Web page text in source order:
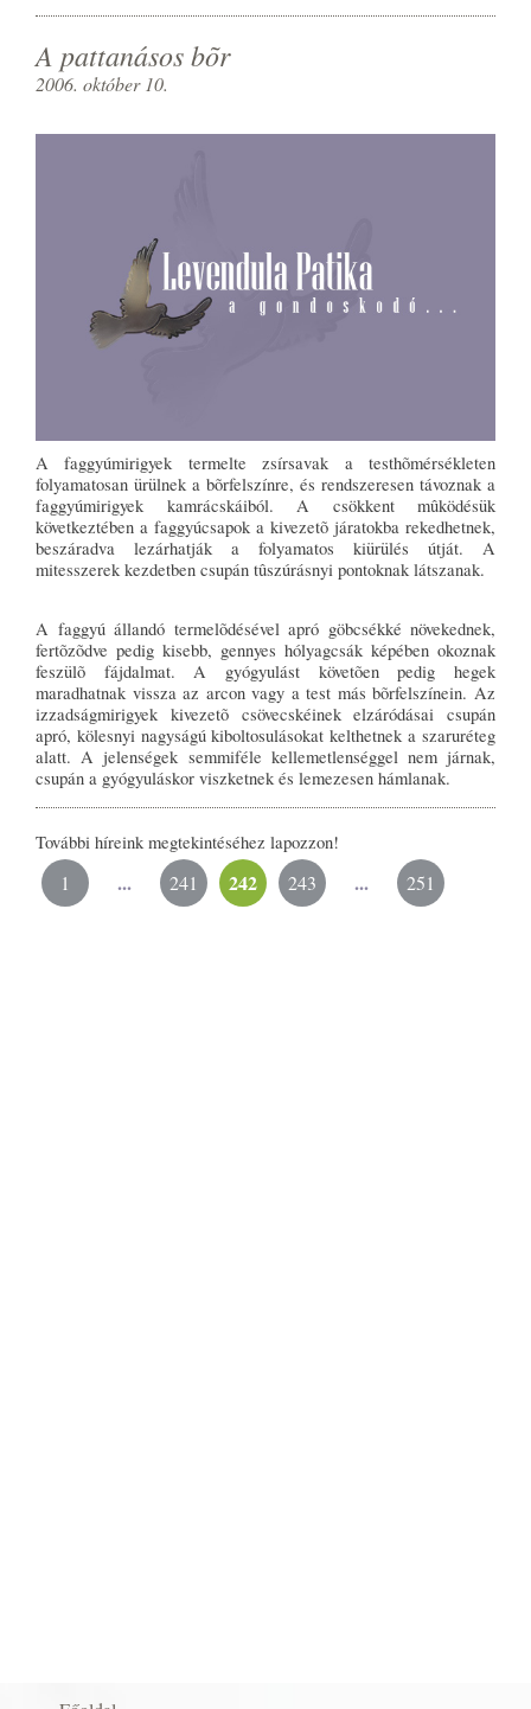
A pattanásos bõr
2006. október 10.
A faggyúmirigyek termelte zsírsavak a testhõmérsékleten
folyamatosan ürülnek a bõrfelszínre, és rendszeresen távoznak a
faggyúmirigyek kamrácskáiból. A csökkent mûködésük
következtében a faggyúcsapok a kivezetõ járatokba rekedhetnek,
beszáradva lezárhatják a folyamatos kiürülés útját. A
mitesszerek kezdetben csupán tûszúrásnyi pontoknak látszanak.
A faggyú állandó termelõdésével apró göbcsékké növekednek,
fertõzõdve pedig kisebb, gennyes hólyagcsák képében okoznak
feszülõ fájdalmat. A gyógyulást követõen pedig hegek
maradhatnak vissza az arcon vagy a test más bõrfelszínein. Az
izzadságmirigyek kivezetõ csövecskéinek elzáródásai csupán
apró, kölesnyi nagyságú kiboltosulásokat kelthetnek a szaruréteg
alatt. A jelenségek semmiféle kellemetlenséggel nem járnak,
csupán a gyógyuláskor viszketnek és lemezesen hámlanak.
További híreink megtekintéséhez lapozzon!
1 ... 241 242 243 ... 251